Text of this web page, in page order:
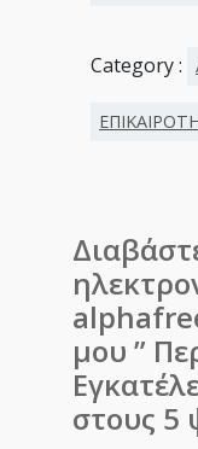
Category :
μου ”
στους 5